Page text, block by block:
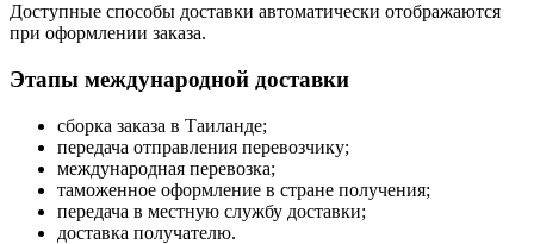
Доступные способы доставки автоматически отображаются
при оформлении заказа.
Этапы международной доставки
сборка заказа в Таиланде;
передача отправления перевозчику;
международная перевозка;
таможенное оформление в стране получения;
передача в местную службу доставки;
доставка получателю.